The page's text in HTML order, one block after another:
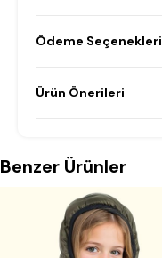
Ödeme Seçenekleri
Ürün Önerileri
Benzer Ürünler